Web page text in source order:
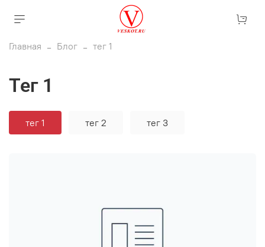
Главная Блог тег 1
тег 1
тег 1 тег 2 тег 3